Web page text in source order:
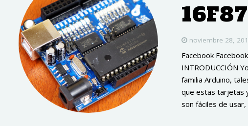
noviembre 28,
Facebook
INTRODUCCIÓN
familia Arduino,
que estas tarjetas
son fáciles de